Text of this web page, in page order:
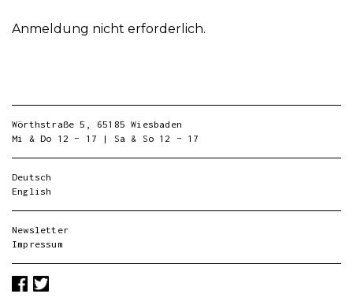
Anmeldung nicht erforderlich.
Wörthstraße 5, 65185 Wiesbaden
Mi & Do 12 – 17 | Sa & So 12 – 17
Deutsch
English
Newsletter
Impressum